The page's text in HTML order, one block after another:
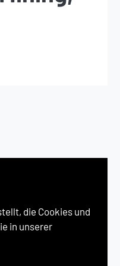
die Cookies und
in unserer